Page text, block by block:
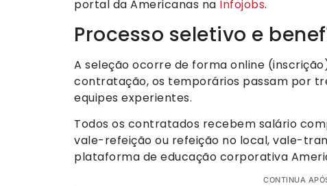
portal da Americanas na Infojobs.
Processo seletivo e
A seleção ocorre de forma online
contratação, os temporários passam por
equipes experientes.
Todos os contratados recebem salário
vale-refeição ou refeição no local, vale-
plataforma de educação corporativa
CONTINUA